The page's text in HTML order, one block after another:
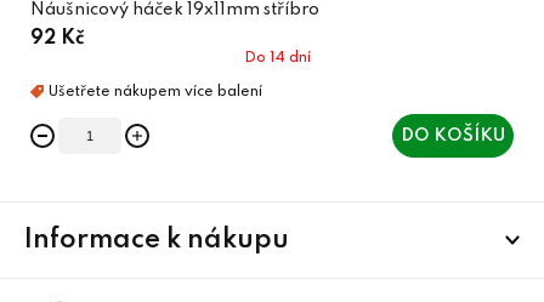
Náušnicový háček 19x11mm stříbro
92 Kč
Do 14 dní
DO KOŠÍKU
Informace k nákupu